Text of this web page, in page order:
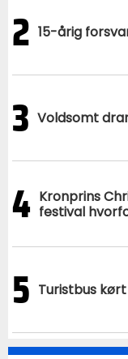
2 15-årig
3 Voldsomt
4 Kronprins
festival
5 Turistbus